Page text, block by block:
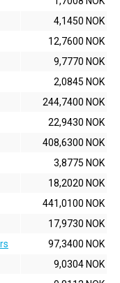
4,1450 NOK
12,7600 NOK
9,7770 NOK
2,0845 NOK
244,7400 NOK
22,9430 NOK
408,6300 NOK
3,8775 NOK
18,2020 NOK
441,0100 NOK
17,9730 NOK
97,3400 NOK
9,0304 NOK